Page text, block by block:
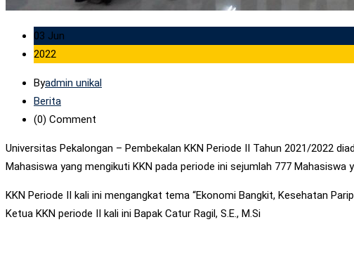
03 Jun
2022
Byadmin unikal
Berita
(0) Comment
Universitas Pekalongan – Pembekalan KKN Periode II Tahun 2021/2022
Mahasiswa yang mengikuti KKN pada periode ini sejumlah 777
KKN Periode II kali ini mengangkat tema “Ekonomi Bangkit, Kesehatan
Ketua KKN periode II kali ini Bapak Catur Ragil, S.E., M.Si